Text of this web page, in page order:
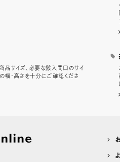
サイズ、必要な搬入間口のサイ
幅・高さを十分にご確認くださ